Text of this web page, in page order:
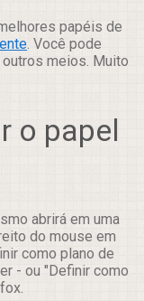
papéis de
. Você pode
outros meios. Muito
o papel
abrirá em uma
do mouse em
como plano de
- ou "Definir como